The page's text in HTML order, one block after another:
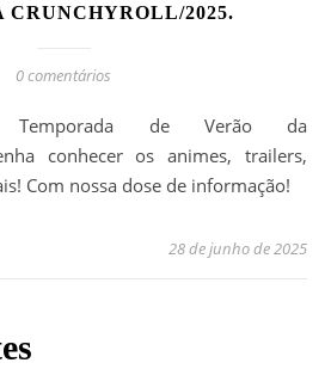
CRUNCHYROLL/2025.
0 comentários
conhecer os animes, trailers,
Com nossa dose de informação!
28 de junho de 2025